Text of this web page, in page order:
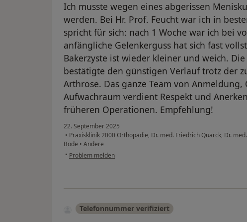
Ich musste wegen eines abgerissen
werden. Bei Hr. Prof. Feucht war ich in
spricht für sich: nach 1 Woche war ich bei
anfängliche Gelenkerguss hat sich fast
Bakerzyste ist wieder kleiner und weich.
bestätigte den günstigen Verlauf trotz der
Arthrose. Das ganze Team von Anmeldung,
Aufwachraum verdient Respekt und
früheren Operationen. Empfehlung!
22. September 2025
• Praxisklinik 2000 Orthopädie, Dr. med. Friedrich Quarck, Dr.
Bode • Andere
• Problem melden
Telefonnummer verifiziert